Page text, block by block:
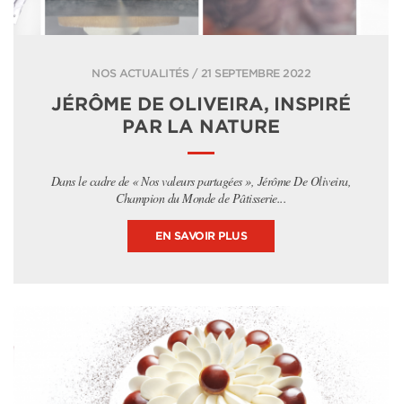
NOS ACTUALITÉS / 21 SEPTEMBRE 2022
JÉRÔME DE OLIVEIRA, INSPIRÉ
PAR LA NATURE
Dans le cadre de « Nos valeurs partagées », Jérôme De Oliveira,
Champion du Monde de Pâtisserie...
EN SAVOIR PLUS